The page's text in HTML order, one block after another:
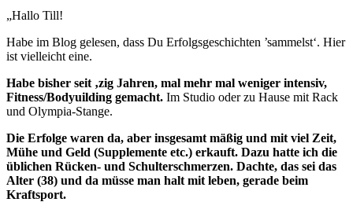
„Hallo Till!
Habe im Blog gelesen, dass Du Erfolgsgeschichten ’sammelst‘. Hier
ist vielleicht eine.
Habe bisher seit ‚zig Jahren, mal mehr mal weniger intensiv,
Fitness/Bodyuilding gemacht. Im Studio oder zu Hause mit Rack
und Olympia-Stange.
Die Erfolge waren da, aber insgesamt mäßig und mit viel Zeit,
Mühe und Geld (Supplemente etc.) erkauft. Dazu hatte ich die
üblichen Rücken- und Schulterschmerzen. Dachte, das sei das
Alter (38) und da müsse man halt mit leben, gerade beim
Kraftsport.